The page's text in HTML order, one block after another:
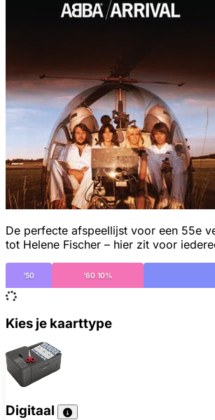
De perfecte afspeellijst voor een 55e
tot Helene Fischer – hier zit voor
'50 '60 10%
Kies je kaarttype
Digitaal